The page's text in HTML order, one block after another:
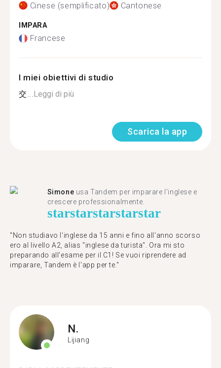
Cinese (semplificato) Cantonese
IMPARA
Francese
I miei obiettivi di studio
交...Leggi di più
Scarica la app
Simone usa Tandem per imparare l'inglese e
crescere professionalmente.
starstarstarstarstar
"Non studiavo l'inglese da 15 anni e fino all'anno scorso
ero al livello A2, alias "inglese da turista". Ora mi sto
preparando all'esame per il C1! Se vuoi riprendere ad
imparare, Tandem è l'app per te."
N.
Lijiang